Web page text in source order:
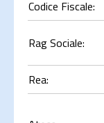
Codice Fiscale:
Rag Sociale:
Rea: